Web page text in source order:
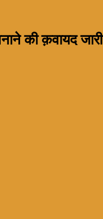
की क़वायद जारी